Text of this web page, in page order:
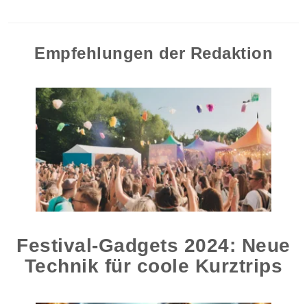
Empfehlungen der Redaktion
Festival-Gadgets 2024: Neue
Technik für coole Kurztrips